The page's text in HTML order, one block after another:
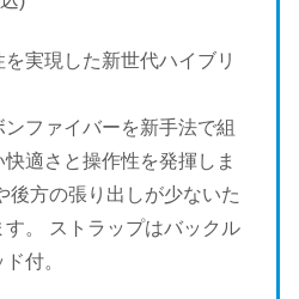
実現した新世代ハイブリ
ファイバーを新手法で組
適さと操作性を発揮しま
後方の張り出しが少ないた
。 ストラップはバックル
付。